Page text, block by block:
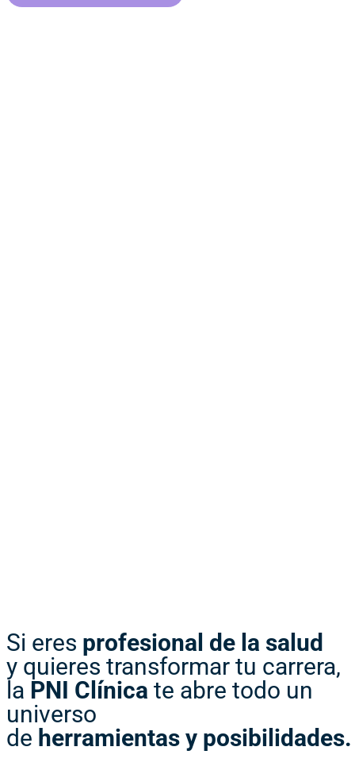
Si eres profesional de la salud
y quieres transformar tu carrera,
la PNI Clínica te abre todo un
universo
de herramientas y posibilidades.